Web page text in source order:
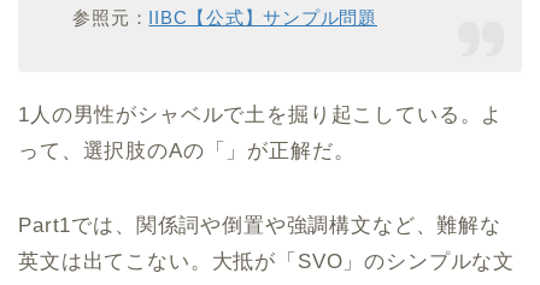
参照元： IIBC【公式】サンプル問題
1人の男性がシャベルで土を掘り起こしている。よ
って、選択肢のAの「」が正解だ。
Part1では、関係詞や倒置や強調構文など、難解な
英文は出てこない。大抵が「SVO」のシンプルな文